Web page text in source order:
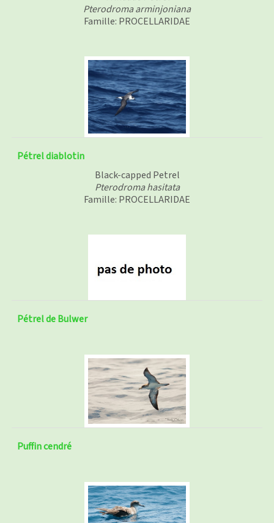
Pterodroma arminjoniana
Famille: PROCELLARIDAE
Pétrel diablotin
Black-capped Petrel
Pterodroma hasitata
Famille: PROCELLARIDAE
Pétrel de Bulwer
Puffin cendré